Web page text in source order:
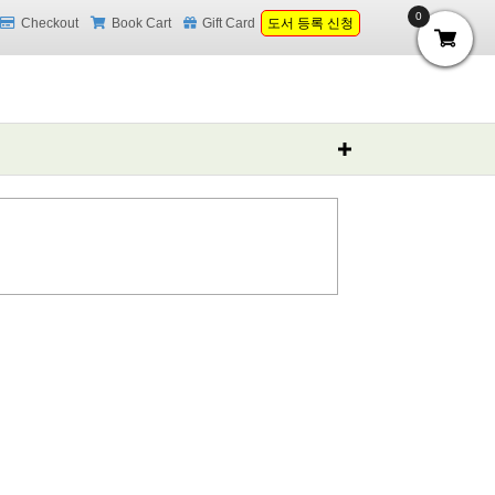
Checkout Book Cart Gift Card 도서 등록 신청 0